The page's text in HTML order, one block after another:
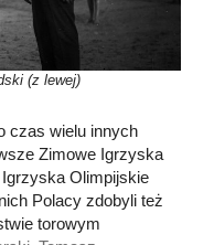
(z lewej)
czas wielu innych
Zimowe Igrzyska
Olimpijskie
Polacy zdobyli też
torowym